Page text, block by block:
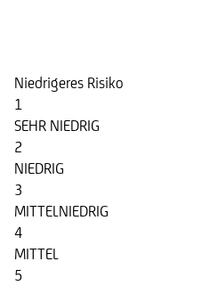
Niedrigeres Risiko
1
SEHR NIEDRIG
2
NIEDRIG
3
MITTELNIEDRIG
4
MITTEL
5